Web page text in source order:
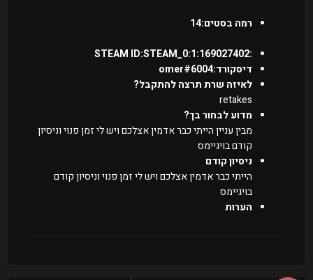
רמה בסטים:14
:STEAM ID:STEAM_0:1:169027402
דיסקורד:omer#6004
לאיזה שרת תרצה להתקבל?
retakes
מדוע לבחור בך?
מבין עניין הייתי כבר אדמין אצלכם ויש לי זמן פנוי וניסיון
קודם בויגיימס
ניסיון קודם
הייתי כבר אדמין אצלכם ויש לי זמן פנוי וניסיון קודם
בויגיימס
הערות